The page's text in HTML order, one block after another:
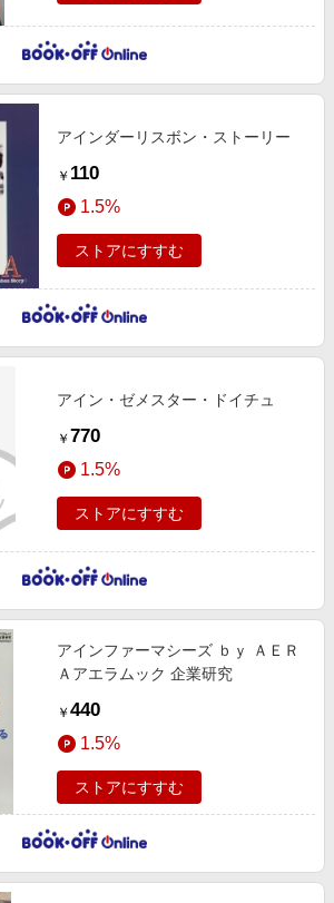
アインダーリスボン・ストーリー
￥ 110
1.5%
ストアにすすむ
アイン・ゼメスター・ドイチュ
￥ 770
1.5%
ストアにすすむ
アインファーマシーズ ｂｙ ＡＥＲ
Ａアエラムック 企業研究
￥ 440
1.5%
ストアにすすむ